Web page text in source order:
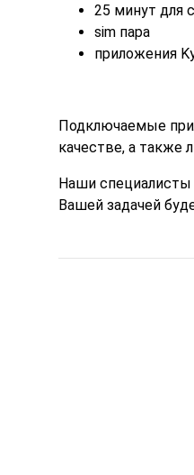
25 минут для
sim пара
приложения
Подключаемые
качестве, а также
Наши специалисты
Вашей задачей